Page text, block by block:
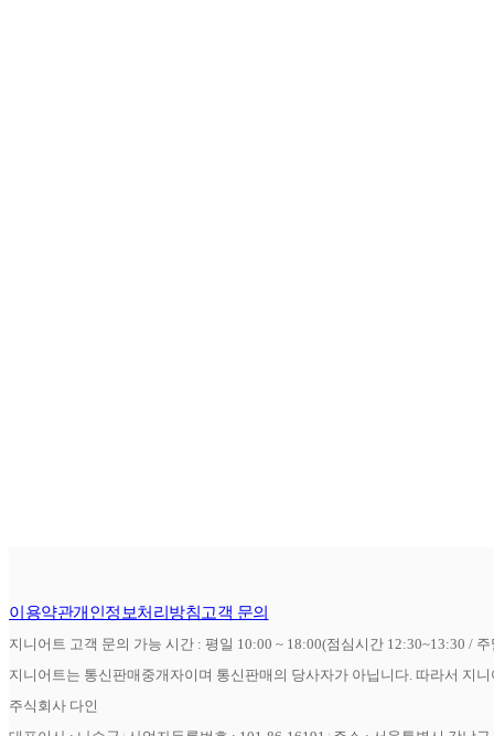
이용약관개인정보처리방침고객 문의
지니어트 고객 문의 가능 시간 : 평일 10:00 ~ 18:00(점심시간 12:30~13:30 /
지니어트는 통신판매중개자이며 통신판매의 당사자가 아닙니다. 따라서 지
주식회사 다인